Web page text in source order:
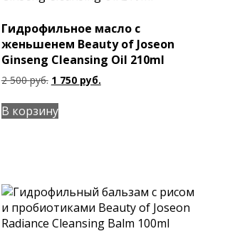
Гидрофильное масло с
женьшенем Beauty of Joseon
Ginseng Cleansing Oil 210ml
2 500руб. Первоначальная
составляла
2
1 750 руб.Текущая
В корзину